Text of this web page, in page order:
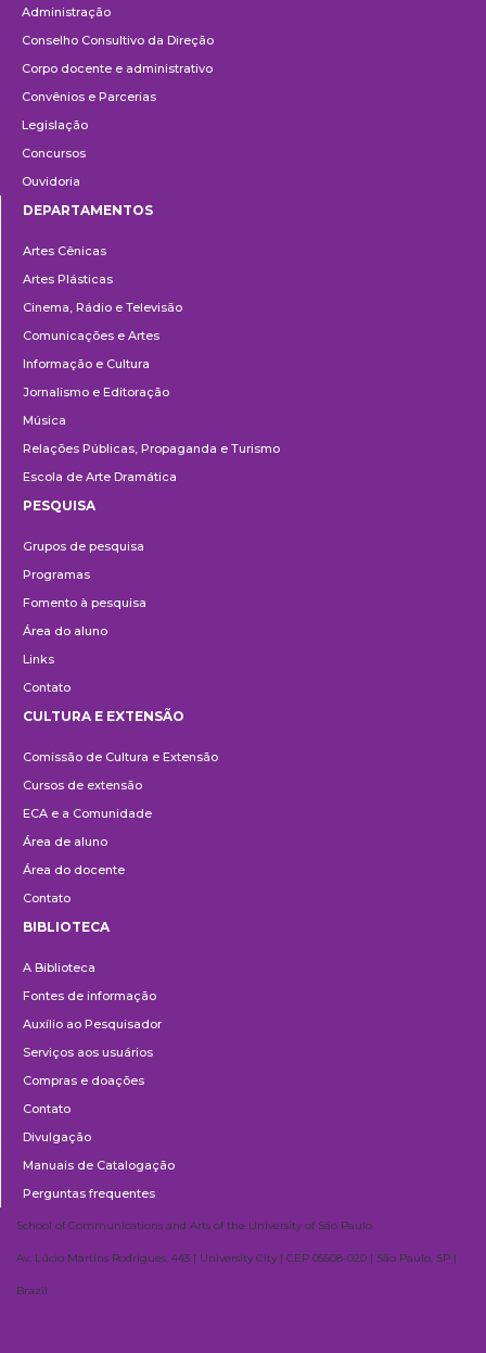
Administração
Conselho Consultivo da Direção
Corpo docente e administrativo
Convênios e Parcerias
Legislação
Concursos
Ouvidoria
DEPARTAMENTOS
Artes Cênicas
Artes Plásticas
Cinema, Rádio e Televisão
Comunicações e Artes
Informação e Cultura
Jornalismo e Editoração
Música
Relações Públicas, Propaganda e Turismo
Escola de Arte Dramática
PESQUISA
Grupos de pesquisa
Programas
Fomento à pesquisa
Área do aluno
Links
Contato
e
Extensão
CULTURA E EXTENSÃO
Comissão de Cultura e Extensão
Cursos de extensão
ECA e a Comunidade
Área de aluno
Área do docente
Contato
BIBLIOTECA
A Biblioteca
Fontes de informação
Auxílio ao Pesquisador
Serviços aos usuários
Compras e doações
Contato
Divulgação
Manuais de Catalogação
Perguntas frequentes
School of Communications and Arts of the University of São Paulo
Av. Lúcio Martins Rodrigues, 443 | University City | CEP 05508-020 | São Paulo, SP |
Brazil